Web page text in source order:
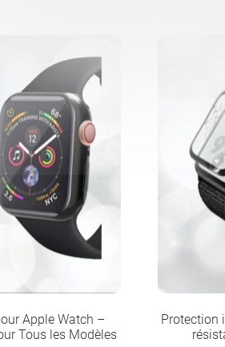
Apple Watch –
Tous les Modèles
Protection